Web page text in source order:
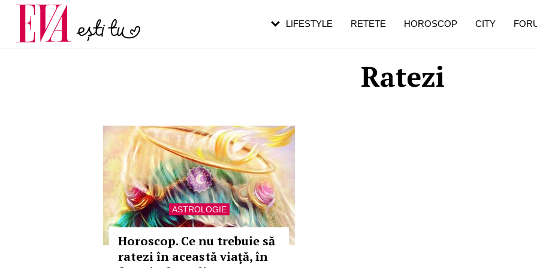
Ratezi
ASTROLOGIE
Horoscop. Ce nu trebuie să
ratezi în această viaţă, în
LIFESTYLE RETETE HOROSCOP CITY
Carieră
Actualitate
pe măsură ce înaintezi în vârstă